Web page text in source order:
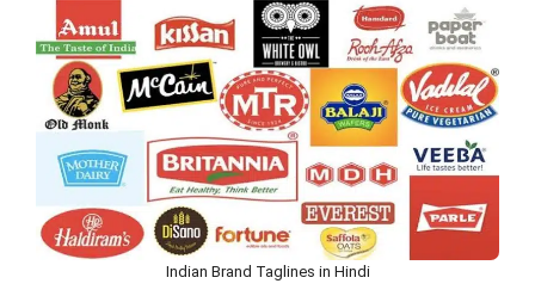
Indian Brand Taglines in Hindi